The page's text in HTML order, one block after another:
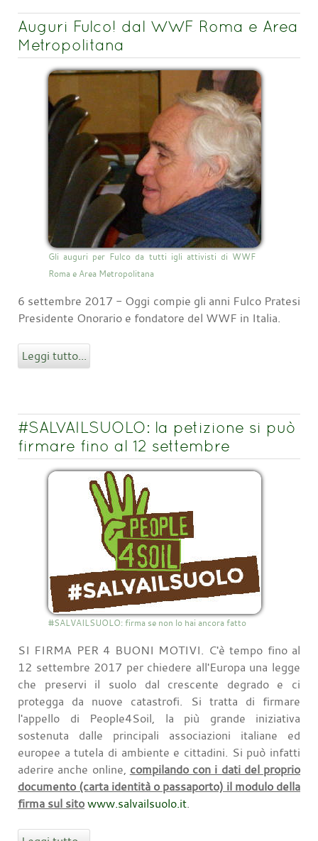
Auguri Fulco! dal WWF Roma e Area
Metropolitana
Gli auguri per Fulco da tutti igli attivisti di WWF
Roma e Area Metropolitana
6 settembre 2017 - Oggi compie gli anni Fulco Pratesi
Presidente Onorario e fondatore del WWF in Italia.
Leggi tutto...
#SALVAILSUOLO: la petizione si può
firmare fino al 12 settembre
#SALVAILSUOLO: firma se non lo hai ancora fatto
SI FIRMA PER 4 BUONI MOTIVI. C'è tempo fino al
12 settembre 2017 per chiedere all'Europa una legge
che preservi il suolo dal crescente degrado e ci
protegga da nuove catastrofi. Si tratta di firmare
l'appello di People4Soil, la più grande iniziativa
sostenuta dalle principali associazioni italiane ed
europee a tutela di ambiente e cittadini. Si può infatti
aderire anche online, compilando con i dati del proprio
documento (carta identità o passaporto) il modulo della
firma sul sitowww.salvailsuolo.it.